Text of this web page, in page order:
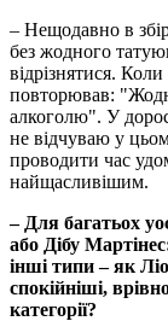
– Нещодавно в
без жодного
відрізнятися.
повторював:
алкоголю". У
не відчуваю у
проводити час
найщасливішим.
– Для багатьох
або Дібу
інші типи – як
спокійніші,
категорії?